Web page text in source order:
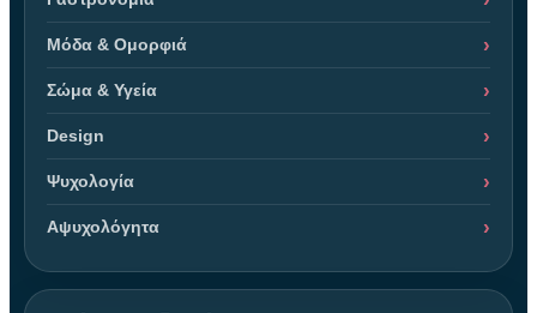
Μόδα & Ομορφιά
Σώμα & Υγεία
Design
Ψυχολογία
Αψυχολόγητα